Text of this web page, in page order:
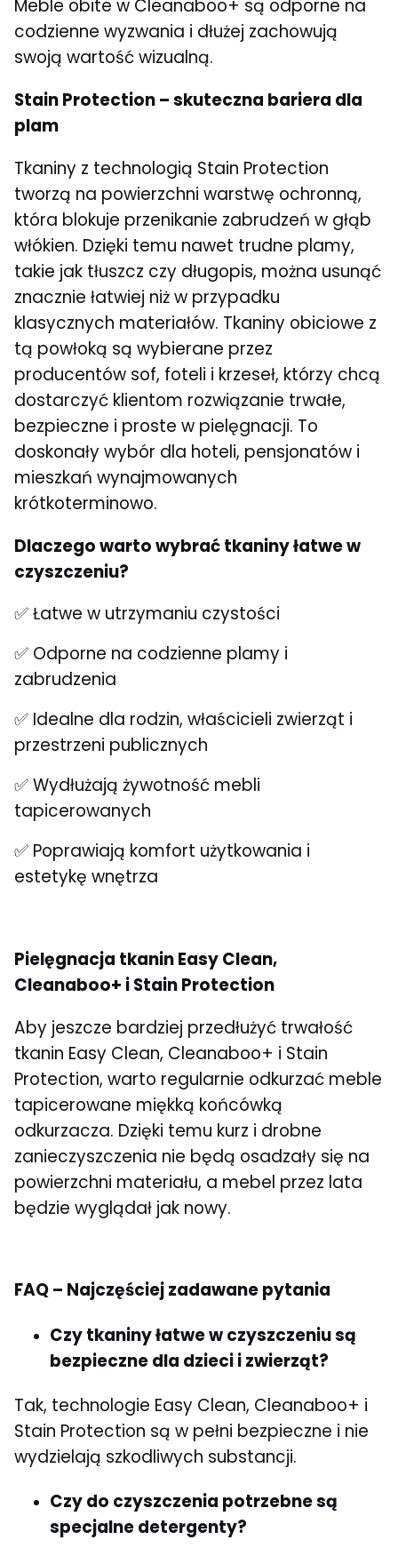
Meble obite w Cleanaboo+ są odporne na
codzienne wyzwania i dłużej zachowują
swoją wartość wizualną.
Stain Protection – skuteczna bariera dla
plam
Tkaniny z technologią Stain Protection
tworzą na powierzchni warstwę ochronną,
która blokuje przenikanie zabrudzeń w głąb
włókien. Dzięki temu nawet trudne plamy,
takie jak tłuszcz czy długopis, można usunąć
znacznie łatwiej niż w przypadku
klasycznych materiałów. Tkaniny obiciowe z
tą powłoką są wybierane przez
producentów sof, foteli i krzeseł, którzy chcą
dostarczyć klientom rozwiązanie trwałe,
bezpieczne i proste w pielęgnacji. To
doskonały wybór dla hoteli, pensjonatów i
mieszkań wynajmowanych
krótkoterminowo.
Dlaczego warto wybrać tkaniny łatwe w
czyszczeniu?
✅ Łatwe w utrzymaniu czystości
✅ Odporne na codzienne plamy i
zabrudzenia
✅ Idealne dla rodzin, właścicieli zwierząt i
przestrzeni publicznych
✅ Wydłużają żywotność mebli
tapicerowanych
✅ Poprawiają komfort użytkowania i
estetykę wnętrza
Pielęgnacja tkanin Easy Clean,
Cleanaboo+ i Stain Protection
Aby jeszcze bardziej przedłużyć trwałość
tkanin Easy Clean, Cleanaboo+ i Stain
Protection, warto regularnie odkurzać meble
tapicerowane miękką końcówką
odkurzacza. Dzięki temu kurz i drobne
zanieczyszczenia nie będą osadzały się na
powierzchni materiału, a mebel przez lata
będzie wyglądał jak nowy.
FAQ – Najczęściej zadawane pytania
Czy tkaniny łatwe w czyszczeniu są
bezpieczne dla dzieci i zwierząt?
Tak, technologie Easy Clean, Cleanaboo+ i
Stain Protection są w pełni bezpieczne i nie
wydzielają szkodliwych substancji.
Czy do czyszczenia potrzebne są
specjalne detergenty?